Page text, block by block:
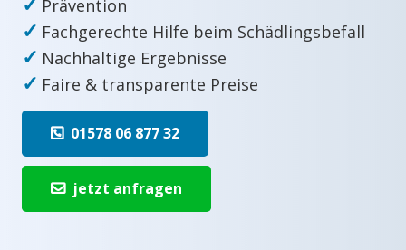
Prävention
✓ Fachgerechte Hilfe beim Schädlingsbefall
✓ Nachhaltige Ergebnisse
✓ Faire & transparente Preise
01578 06 877 32
jetzt anfragen